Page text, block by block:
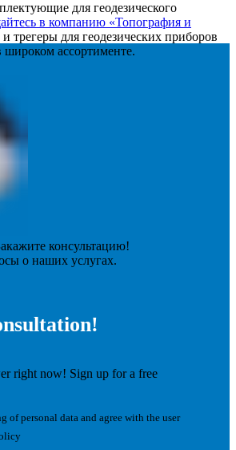
для геодезического
в компанию «Топография и
трегеры для геодезических приборов
широком ассортименте.
консультацию!
о наших услугах.
right now! Sign up for a free
of personal data and agree with the user